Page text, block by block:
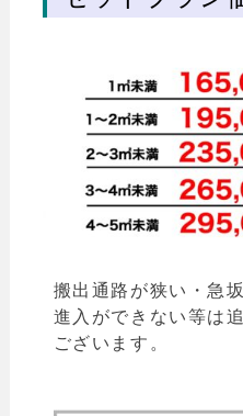
搬出通路が狭い・急
進入ができない等は
ございます。